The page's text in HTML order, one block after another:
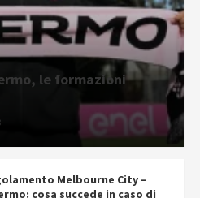
le formazioni
Melbourne City –
cosa succede in caso di